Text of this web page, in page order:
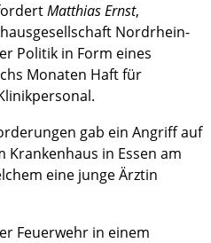
Matthias Ernst,
Nordrhein-
Politik in Form eines
Monaten Haft für
gab ein Angriff auf
Krankenhaus in Essen am
eine junge Ärztin
Feuerwehr in einem